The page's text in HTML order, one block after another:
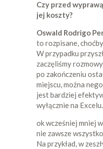
Czy przed
jej koszty?
Oswald Rodrigo
to rozpisane,
W przypadku
zaczęliśmy
po zakończeniu
miejscu, można
jest bardziej
wyłącznie na Excelu.
ok wcześniej mniej
nie zawsze
Na przykład, w